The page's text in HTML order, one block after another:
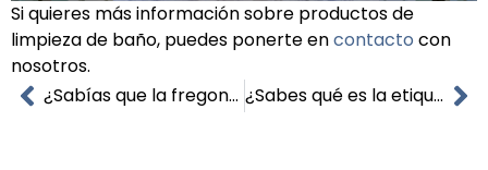
Si quieres más información sobre productos de
limpieza de baño, puedes ponerte encontacto con
nosotros.
¿Sabías que la fregona es un invento español?
¿Sabes qué es la etiqueta Ecolabel?